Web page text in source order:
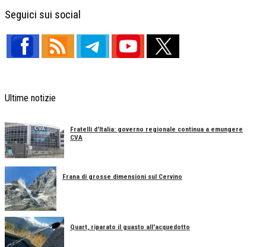
Seguici sui social
Ultime notizie
Fratelli d'Italia: governo regionale continua a emungere
CVA
Frana di grosse dimensioni sul Cervino
Quart, riparato il guasto all'acquedotto